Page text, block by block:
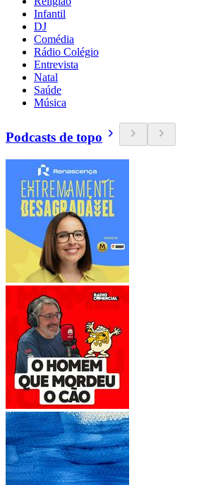
Infantil
DJ
Comédia
Rádio Colégio
Entrevista
Natal
Saúde
Música
Podcasts de topo